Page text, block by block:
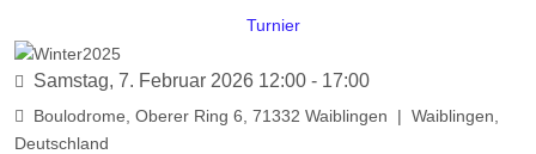
Turnier
Samstag, 7. Februar 2026 12:00 - 17:00
Boulodrome, Oberer Ring 6, 71332 Waiblingen | Waiblingen,
Deutschland